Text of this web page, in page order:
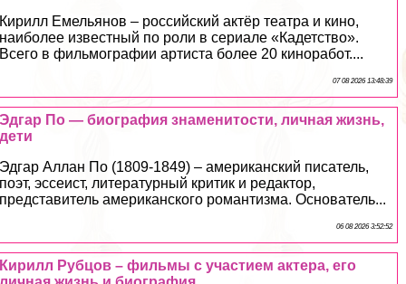
Кирилл Емельянов – российский актёр театра и кино,
наиболее известный по роли в сериале «Кадетство».
Всего в фильмографии артиста более 20 киноработ....
07 08 2026 13:48:39
Эдгар По — биография знаменитости, личная жизнь,
дети
Эдгар Аллан По (1809-1849) – американский писатель,
поэт, эссеист, литературный критик и редактор,
представитель американского романтизма. Основатель...
06 08 2026 3:52:52
Кирилл Рубцов – фильмы с участием актера, его